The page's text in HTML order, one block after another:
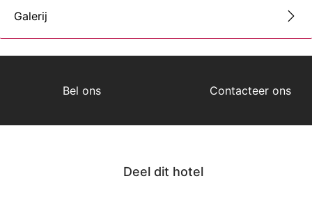
Galerij
Bel ons Contacteer ons
Deel dit hotel